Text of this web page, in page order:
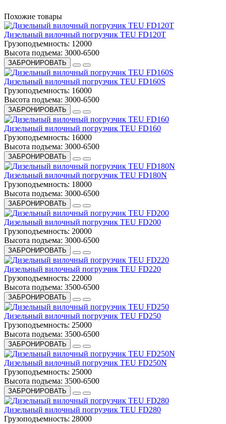
Похожие товары
Дизельный вилочный погрузчик TEU FD120T
Грузоподъемность: 12000
Высота подъема: 3000-6500
ЗАБРОНИРОВАТЬ
Дизельный вилочный погрузчик TEU FD160S
Грузоподъемность: 16000
Высота подъема: 3000-6500
ЗАБРОНИРОВАТЬ
Дизельный вилочный погрузчик TEU FD160
Грузоподъемность: 16000
Высота подъема: 3000-6500
ЗАБРОНИРОВАТЬ
Дизельный вилочный погрузчик TEU FD180N
Грузоподъемность: 18000
Высота подъема: 3000-6500
ЗАБРОНИРОВАТЬ
Дизельный вилочный погрузчик TEU FD200
Грузоподъемность: 20000
Высота подъема: 3000-6500
ЗАБРОНИРОВАТЬ
Дизельный вилочный погрузчик TEU FD220
Грузоподъемность: 22000
Высота подъема: 3500-6500
ЗАБРОНИРОВАТЬ
Дизельный вилочный погрузчик TEU FD250
Грузоподъемность: 25000
Высота подъема: 3500-6500
ЗАБРОНИРОВАТЬ
Дизельный вилочный погрузчик TEU FD250N
Грузоподъемность: 25000
Высота подъема: 3500-6500
ЗАБРОНИРОВАТЬ
Дизельный вилочный погрузчик TEU FD280
Грузоподъемность: 28000